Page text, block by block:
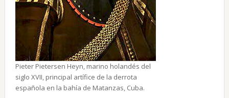
Pieter Pietersen Heyn, marino holandés del
siglo XVII, principal artífice de la derrota
española en la bahía de Matanzas, Cuba.